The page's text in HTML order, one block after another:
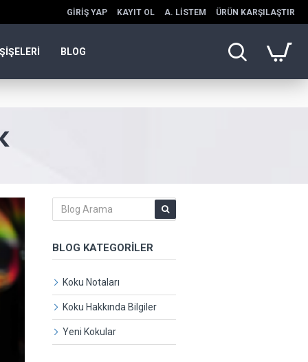
GIRIŞ YAP KAYIT OL A. LISTEM ÜRÜN KARŞILAŞTIR
BLOG
BLOG KATEGORILER
Koku Notaları
Koku Hakkında Bilgiler
Yeni Kokular